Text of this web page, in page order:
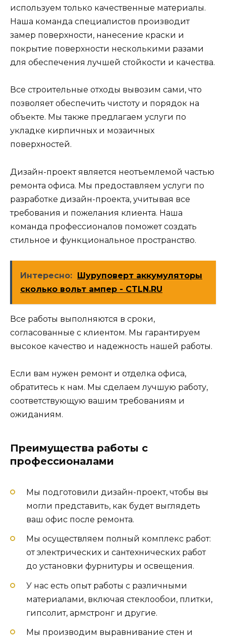
используем только качественные материалы.
Наша команда специалистов производит
замер поверхности, нанесение краски и
покрытие поверхности несколькими разами
для обеспечения лучшей стойкости и качества.
Все строительные отходы вывозим сами, что
позволяет обеспечить чистоту и порядок на
объекте. Мы также предлагаем услуги по
укладке кирпичных и мозаичных
поверхностей.
Дизайн-проект является неотъемлемой частью
ремонта офиса. Мы предоставляем услуги по
разработке дизайн-проекта, учитывая все
требования и пожелания клиента. Наша
команда профессионалов поможет создать
стильное и функциональное пространство.
Интересно: Шуруповерт аккумуляторы
сколько вольт ампер - CTLN.RU
Все работы выполняются в сроки,
согласованные с клиентом. Мы гарантируем
высокое качество и надежность нашей работы.
Если вам нужен ремонт и отделка офиса,
обратитесь к нам. Мы сделаем лучшую работу,
соответствующую вашим требованиям и
ожиданиям.
Преимущества работы с
профессионалами
Мы подготовили дизайн-проект, чтобы вы
могли представить, как будет выглядеть
ваш офис после ремонта.
Мы осуществляем полный комплекс работ:
от электрических и сантехнических работ
до установки фурнитуры и освещения.
У нас есть опыт работы с различными
материалами, включая стеклообои, плитки,
гипсолит, армстронг и другие.
Мы производим выравнивание стен и